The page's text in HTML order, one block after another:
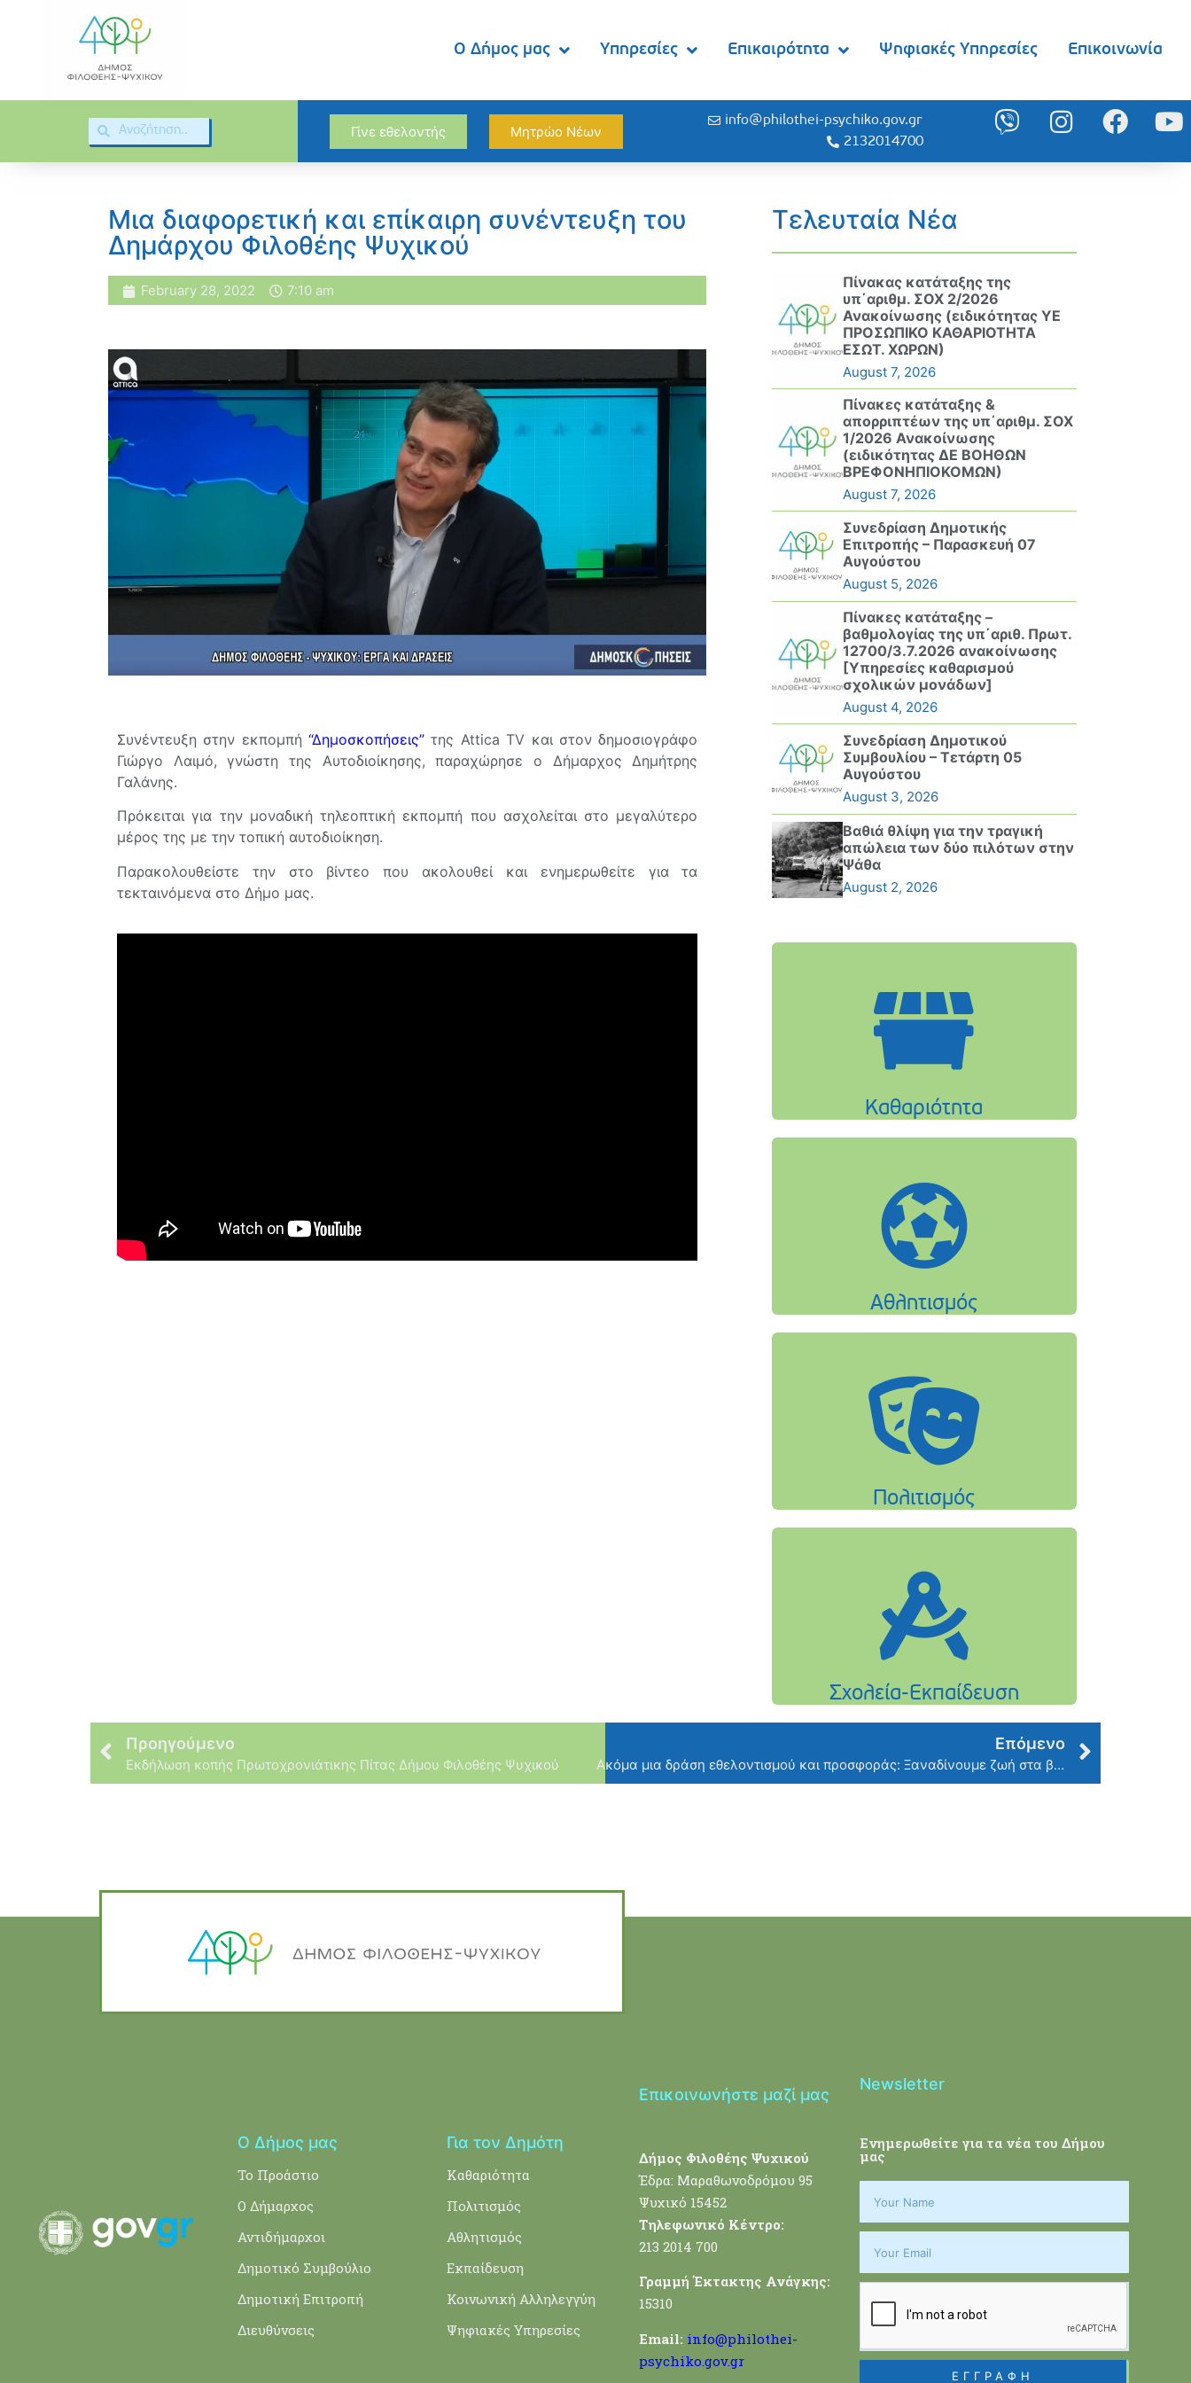
Ο Δήμος μας Υπηρεσίες Επικαιρότητα Ψηφιακές Υπηρεσίες Επικοινωνία
Γίνε εθελοντής Μητρώο Νέων
info@philothei-psychiko.gov.gr
2132014700
Μια διαφορετική και επίκαιρη συνέντευξη του
Δημάρχου Φιλοθέης Ψυχικού
February 28, 2022 7:10 am
Συνέντευξη στην εκπομπή“Δημοσκοπήσεις” της Attica TV και στον δημοσιογράφο
Γιώργο Λαιμό, γνώστη της Αυτοδιοίκησης, παραχώρησε ο Δήμαρχος Δημήτρης
Γαλάνης.
Πρόκειται για την μοναδική τηλεοπτική εκπομπή που ασχολείται στο μεγαλύτερο
μέρος της με την τοπική αυτοδιοίκηση.
Παρακολουθείστε την στο βίντεο που ακολουθεί και ενημερωθείτε για τα
τεκταινόμενα στο Δήμο μας.
Τελευταία Νέα
Πίνακας κατάταξης της
υπ΄αριθμ. ΣΟΧ 2/2026
Ανακοίνωσης (ειδικότητας ΥΕ
ΠΡΟΣΩΠΙΚΟ ΚΑΘΑΡΙΟΤΗΤΑ
ΕΣΩΤ. ΧΩΡΩΝ)
August 7, 2026
Πίνακες κατάταξης &
απορριπτέων της υπ΄αριθμ. ΣΟΧ
1/2026 Ανακοίνωσης
(ειδικότητας ΔΕ ΒΟΗΘΩΝ
ΒΡΕΦΟΝΗΠΙΟΚΟΜΩΝ)
August 7, 2026
Συνεδρίαση Δημοτικής
Επιτροπής – Παρασκευή 07
Αυγούστου
August 5, 2026
Πίνακες κατάταξης –
βαθμολογίας της υπ΄αριθ. Πρωτ.
12700/3.7.2026 ανακοίνωσης
[Υπηρεσίες καθαρισμού
σχολικών μονάδων]
August 4, 2026
Συνεδρίαση Δημοτικού
Συμβουλίου – Τετάρτη 05
Αυγούστου
August 3, 2026
Βαθιά θλίψη για την τραγική
απώλεια των δύο πιλότων στην
Ψάθα
August 2, 2026
Προηγούμενο
Εκδήλωση κοπής Πρωτοχρονιάτικης Πίτας Δήμου Φιλοθέης Ψυχικού
Επόμενο
Ακόμα μια δράση εθελοντισμού και προσφοράς: Ξαναδίνουμε ζωή στα βιβλία που διαβάσαμε και αγαπήσαμε!
Ο Δήμος μας
Το Προάστιο
Ο Δήμαρχος
Αντιδήμαρχοι
Δημοτικό Συμβούλιο
Δημοτική Επιτροπή
Διευθύνσεις
Για τον Δημότη
Καθαριότητα
Πολιτισμός
Αθλητισμός
Εκπαίδευση
Κοινωνική Αλληλεγγύη
Ψηφιακές Υπηρεσίες
Επικοινωνήστε μαζί μας
Δήμος Φιλοθέης Ψυχικού
Έδρα: Μαραθωνοδρόμου 95
Ψυχικό 15452
Τηλεφωνικό Κέντρο:
213 2014 700
Γραμμή Έκτακτης Ανάγκης:
15310
Email: info@philothei-
psychiko.gov.gr
Newsletter
Ενημερωθείτε για τα νέα του Δήμου
μας
ΕΓΓΡΑΦΗ